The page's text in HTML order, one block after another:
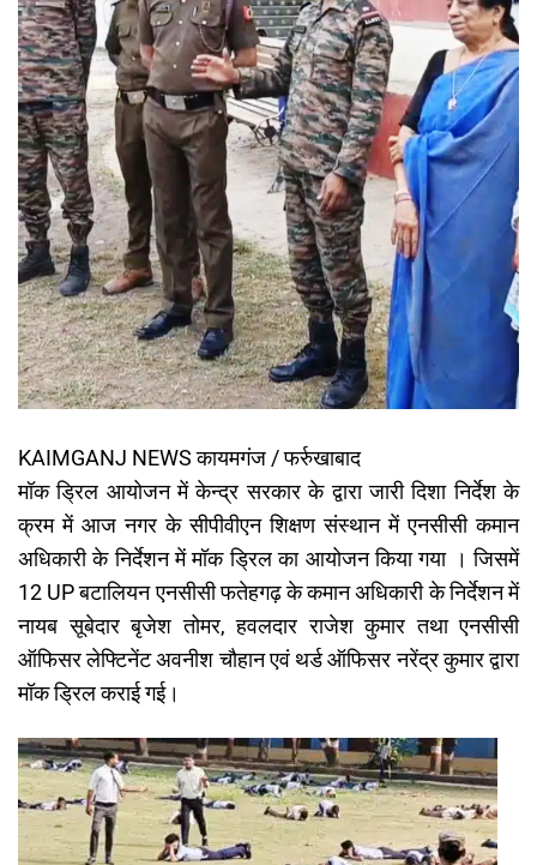
KAIMGANJ NEWS कायमगंज / फर्रुखाबाद
मॉक ड्रिल आयोजन में केन्द्र सरकार के द्वारा जारी दिशा निर्देश के
क्रम में आज नगर के सीपीवीएन शिक्षण संस्थान में एनसीसी कमान
अधिकारी के निर्देशन में मॉक ड्रिल का आयोजन किया गया । जिसमें
12 UP बटालियन एनसीसी फतेहगढ़ के कमान अधिकारी के निर्देशन में
नायब सूबेदार बृजेश तोमर, हवलदार राजेश कुमार तथा एनसीसी
ऑफिसर लेफ्टिनेंट अवनीश चौहान एवं थर्ड ऑफिसर नरेंद्र कुमार द्वारा
मॉक ड्रिल कराई गई।